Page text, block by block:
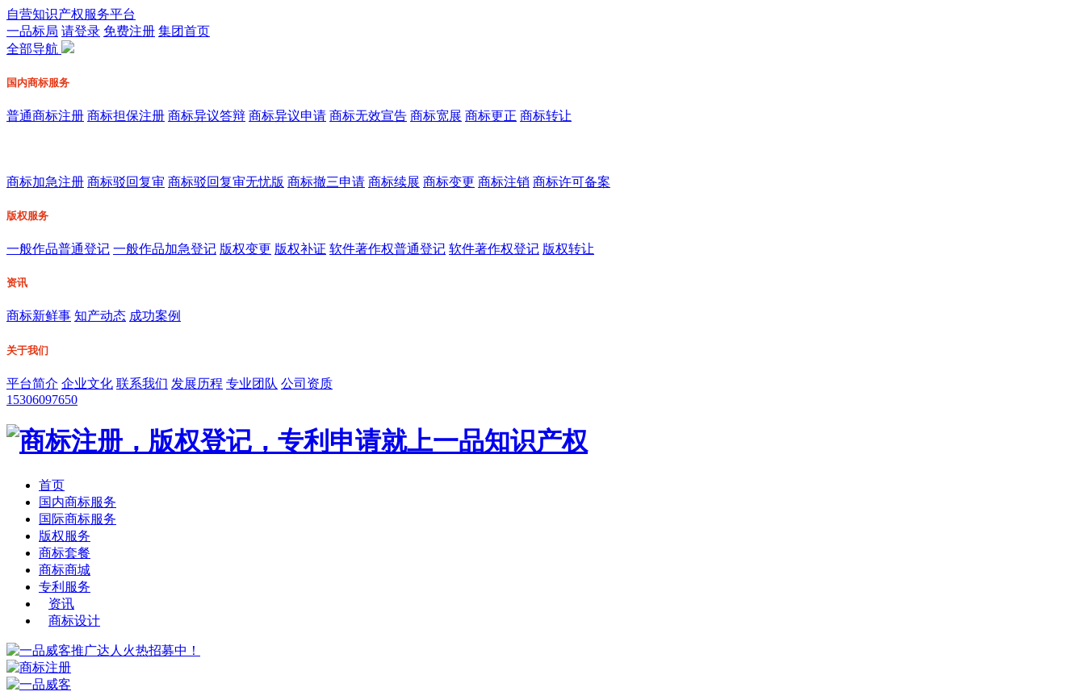
自营知识产权服务平台
一品标局 请登录 免费注册 集团首页
全部导航
国内商标服务
普通商标注册 商标担保注册 商标异议答辩 商标异议申请 商标无效宣告 商标宽展 商标更正 商标转让
商标加急注册 商标驳回复审 商标驳回复审无忧版 商标撤三申请 商标续展 商标变更 商标注销 商标许可备案
版权服务
一般作品普通登记 一般作品加急登记 版权变更 版权补证 软件著作权普通登记 软件著作权登记 版权转让
资讯
商标新鲜事 知产动态 成功案例
关于我们
平台简介 企业文化 联系我们 发展历程 专业团队 公司资质
15306097650
首页
国内商标服务
国际商标服务
版权服务
商标套餐
商标商城
专利服务
资讯
商标设计